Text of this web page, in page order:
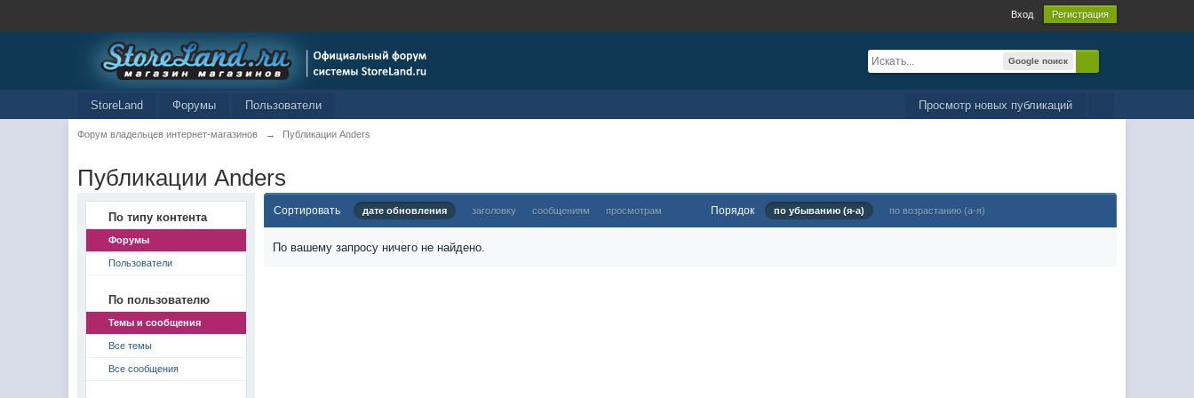
Вход Регистрация
Google поиск
Просмотр новых публикаций
StoreLand Форумы Пользователи
Форум владельцев интернет-магазинов → Публикации Anders
Публикации Anders
По типу контента
Форумы
Пользователи
По пользователю
Темы и сообщения
Все темы
Все сообщения
Сортировать дате обновления заголовку сообщениям просмотрам Порядок по убыванию (я-а) по возрастанию (а-я)
По вашему запросу ничего не найдено.